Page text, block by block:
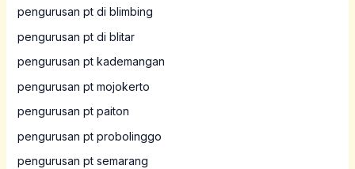
pengurusan pt di blimbing
pengurusan pt di blitar
pengurusan pt kademangan
pengurusan pt mojokerto
pengurusan pt paiton
pengurusan pt probolinggo
pengurusan pt semarang